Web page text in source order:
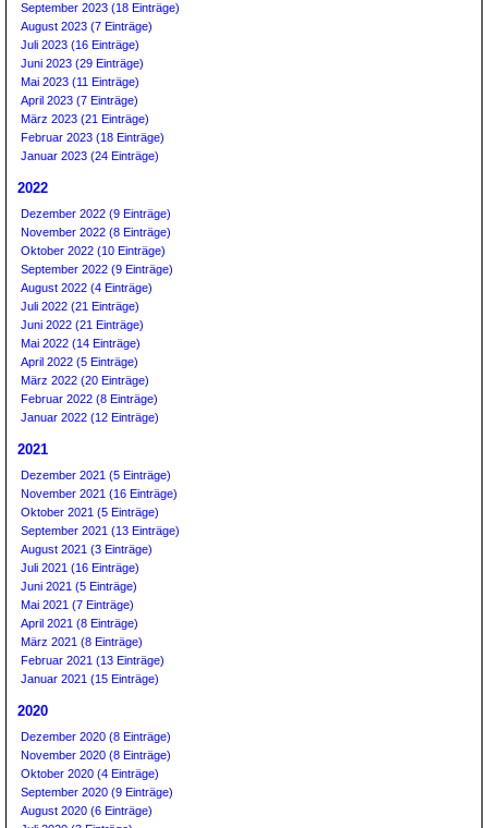
September 2023 (18 Einträge)
August 2023 (7 Einträge)
Juli 2023 (16 Einträge)
Juni 2023 (29 Einträge)
Mai 2023 (11 Einträge)
April 2023 (7 Einträge)
März 2023 (21 Einträge)
Februar 2023 (18 Einträge)
Januar 2023 (24 Einträge)
2022
Dezember 2022 (9 Einträge)
November 2022 (8 Einträge)
Oktober 2022 (10 Einträge)
September 2022 (9 Einträge)
August 2022 (4 Einträge)
Juli 2022 (21 Einträge)
Juni 2022 (21 Einträge)
Mai 2022 (14 Einträge)
April 2022 (5 Einträge)
März 2022 (20 Einträge)
Februar 2022 (8 Einträge)
Januar 2022 (12 Einträge)
2021
Dezember 2021 (5 Einträge)
November 2021 (16 Einträge)
Oktober 2021 (5 Einträge)
September 2021 (13 Einträge)
August 2021 (3 Einträge)
Juli 2021 (16 Einträge)
Juni 2021 (5 Einträge)
Mai 2021 (7 Einträge)
April 2021 (8 Einträge)
März 2021 (8 Einträge)
Februar 2021 (13 Einträge)
Januar 2021 (15 Einträge)
2020
Dezember 2020 (8 Einträge)
November 2020 (8 Einträge)
Oktober 2020 (4 Einträge)
September 2020 (9 Einträge)
August 2020 (6 Einträge)